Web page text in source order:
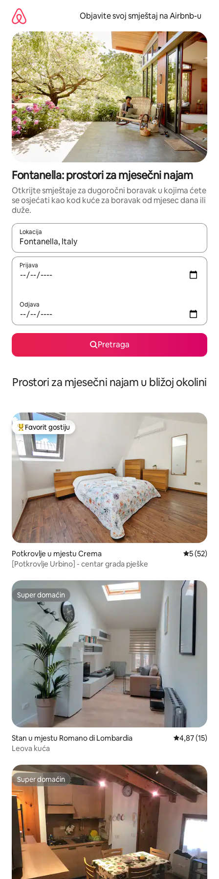
sadržaj
Objavite svoj smještaj na Airbnb-u
Fontanella: prostori za mjesečni najam
Otkrijte smještaje za dugoročni boravak u kojima ćete
se osjećati kao kod kuće za boravak od mjesec dana ili
duže.
Lokacija
Kad su rezultati dostupni, možete da se krećete kroz njih
Prijava
Odjava
Pretraga
Prostori za mjesečni najam u bližoj okolini
Glavni favorit gostiju
Favorit gostiju
Potkrovlje u mjestu Crema prosječna
5 (52)
[Potkrovlje Urbino] - centar grada pješke
Super domaćin
Super domaćin
Stan u mjestu Romano di Lombardia prosječna
4,87 (15)
Leova kuća
Super domaćin
Super domaćin